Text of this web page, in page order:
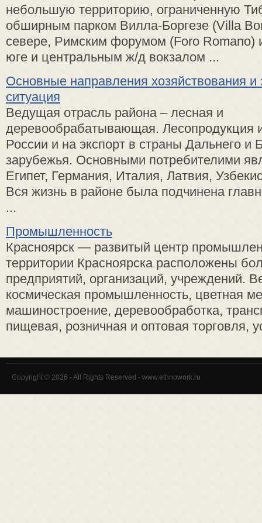
небольшую территорию, ограниченную
обширным парком Вилла-Боргезе (Villa
севере, Римским форумом (Foro Romano)
юге и центральным ж/д вокзалом ...
Основные направления хозяйствования и
ситуация
Ведущая отрасль района – лесная и
деревообрабатывающая. Лесопродукция
России и на экспорт в страны Дальнего и
зарубежья. Основными потребителими
Египет, Германия, Италия, Латвия,
Вся жизнь в районе была подчинена
...
Промышленность
Красноярск — развитый центр
территории Красноярска расположены
предприятий, организаций, учреждений.
космическая промышленность, цветная
машиностроение, деревообработка,
пищевая, розничная и оптовая торговля,
Copyright © 2026 - All Rights Reserved - www.ethnowork.ru